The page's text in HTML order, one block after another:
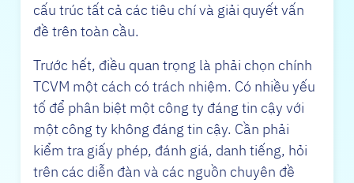
cấu trúc tất cả các tiêu chí và giải quyết vấn
đề trên toàn cầu.
Trước hết, điều quan trọng là phải chọn chính
TCVM một cách có trách nhiệm. Có nhiều yếu
tố để phân biệt một công ty đáng tin cậy với
một công ty không đáng tin cậy. Cần phải
kiểm tra giấy phép, đánh giá, danh tiếng, hỏi
trên các diễn đàn và các nguồn chuyên đề